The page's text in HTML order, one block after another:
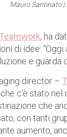
Mauro Santinato |
Teamwork, ha
di idee:
e guarda
director –
c’è stato
che
con tanti
aumento,